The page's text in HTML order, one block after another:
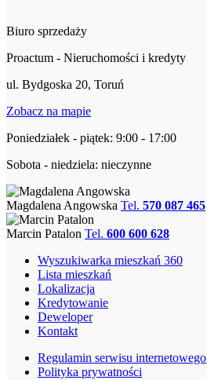
Biuro sprzedaży
Proactum - Nieruchomości i kredyty
ul. Bydgoska 20, Toruń
Zobacz na mapie
Poniedziałek - piątek: 9:00 - 17:00
Sobota - niedziela: nieczynne
Magdalena Angowska Tel. 570 087 465
Marcin Patalon Tel. 600 600 628
Wyszukiwarka mieszkań 360
Lista mieszkań
Lokalizacja
Kredytowanie
Deweloper
Kontakt
Regulamin serwisu internetowego
Polityka prywatności